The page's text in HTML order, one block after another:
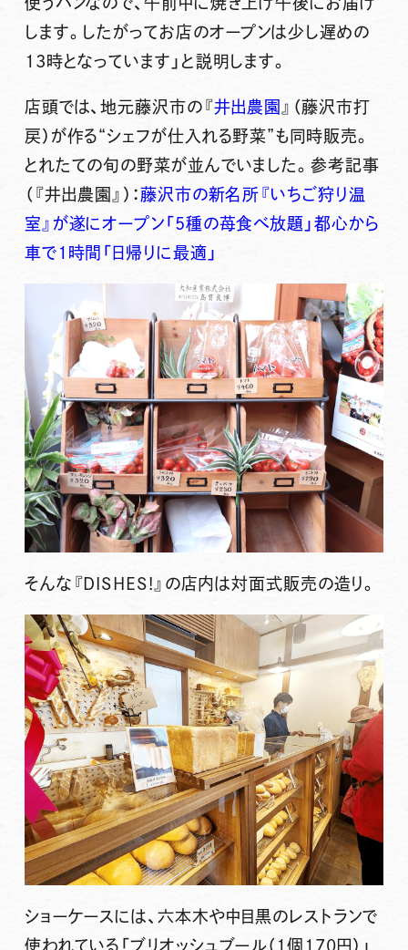
します。したがってお店のオープンは少し遅めの
13時となっています」と説明します。
店頭では、地元藤沢市の『井出農園 』（藤沢市打
戻）が作る“シェフが仕入れる野菜”も同時販売。
とれたての旬の野菜が並んでいました。参考記事
（『井出農園』）：藤沢市の新名所『いちご狩り温
室』が遂にオープン「5種の苺食べ放題」都心から
車で1時間「日帰りに最適」
そんな『DISHES!』の店内は対面式販売の造り。
ショーケースには、六本木や中目黒のレストランで
使われている 「ブリオッシュブール（1個170円）」